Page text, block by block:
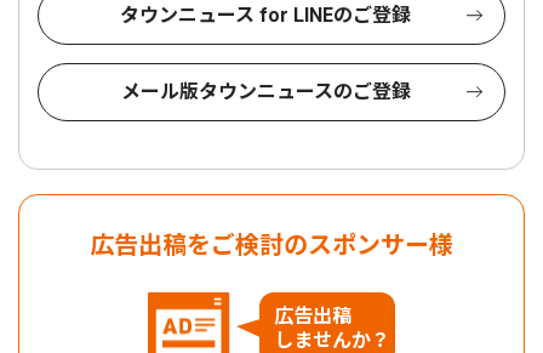
タウンニュース for LINEのご登録
メール版タウンニュースのご登録
広告出稿をご検討のスポンサー様
広告出稿
しませんか？